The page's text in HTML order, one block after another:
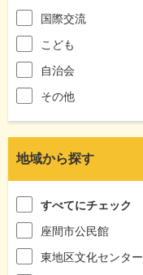
国際交流
こども
自治会
その他
地域から探す
すべてにチェック
座間市公民館
東地区文化センター